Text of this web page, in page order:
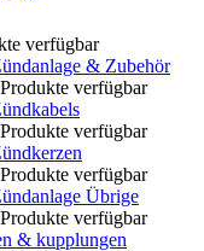
verfügbar
& Zubehör
Produkte verfügbar
Produkte verfügbar
Produkte verfügbar
Übrige
Produkte verfügbar
& kupplungen